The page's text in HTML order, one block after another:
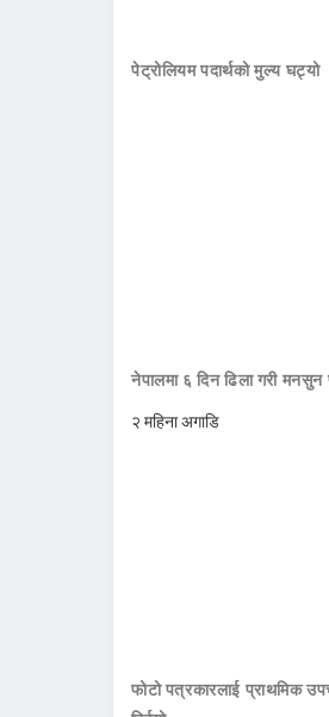
पेट्रोलियम पदार्थको मुल्य घट्यो
नेपालमा ६ दिन ढिला गरी
२ महिना अगाडि
फोटो पत्रकारलाई प्राथमिक